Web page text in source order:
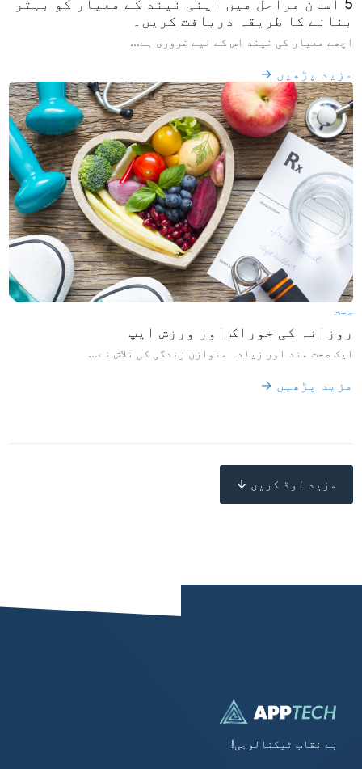
5 آسان مراحل میں اپنی نیند کے معیار کو بہتر
بنانے کا طریقہ دریافت کریں۔
اچھے معیار کی نیند اس کے لیے ضروری ہے...
مزید پڑھیں →
صحت
روزانہ کی خوراک اور ورزش ایپ
ایک صحت مند اور زیادہ متوازن زندگی کی تلاش نے...
مزید پڑھیں →
مزید لوڈ کریں ↓
بے نقاب ٹیکنالوجی!